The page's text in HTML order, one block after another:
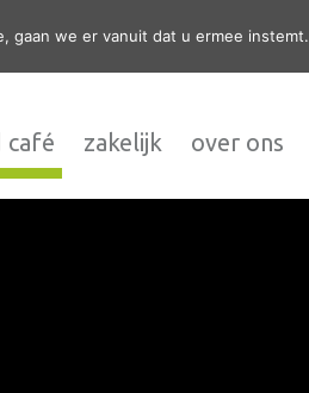
café zakelijk over ons
gaan we er vanuit dat u ermee instemt.